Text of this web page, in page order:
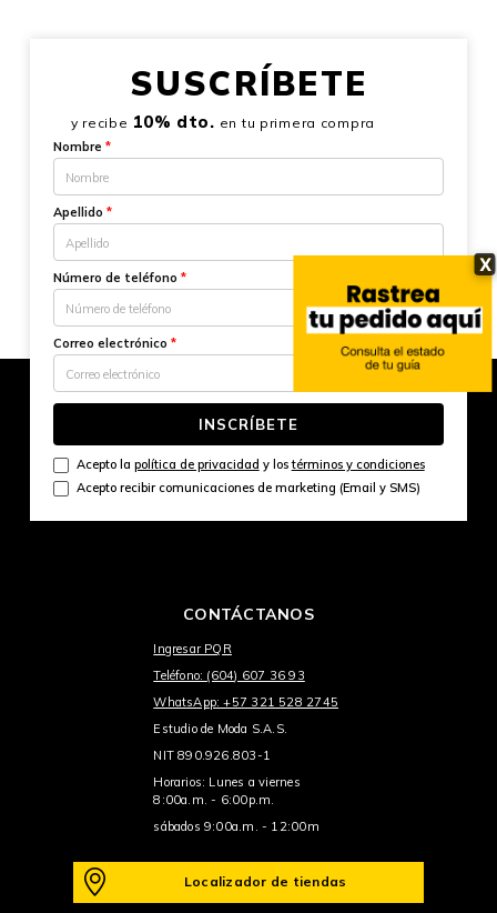
X
SUSCRÍBETE
y recibe 10% dto. en tu primera compra
Nombre *
Apellido *
Número de teléfono *
Correo electrónico *
INSCRÍBETE
Acepto la política de privacidad y lostérminos y condiciones
Acepto recibir comunicaciones de marketing (Email y SMS)
CONTÁCTANOS
Ingresar PQR
Teléfono: (604) 607 36 93
WhatsApp: +57 321 528 2745
Estudio de Moda S.A.S.
NIT 890.926.803-1
Horarios: Lunes a viernes
8:00a.m. - 6:00p.m.
sábados 9:00a.m. - 12:00m
Localizador de tiendas